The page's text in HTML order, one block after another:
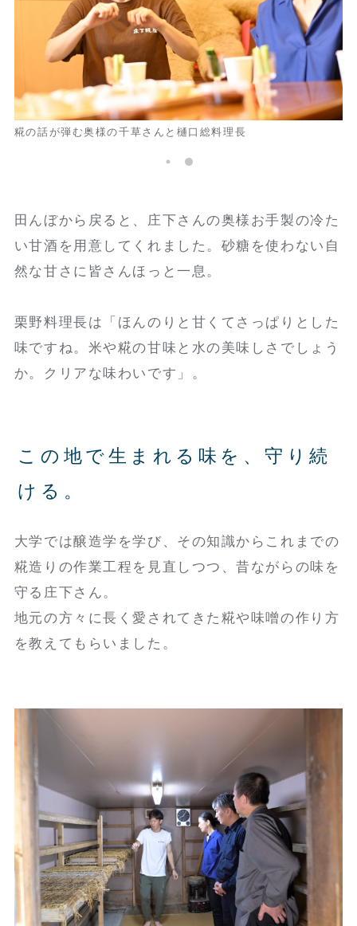
自家製の甘酒
田んぼから戻ると、庄下さんの奥様お手製の冷た
い甘酒を用意してくれました。砂糖を使わない自
然な甘さに皆さんほっと一息。
栗野料理長は「ほんのりと甘くてさっぱりとした
味ですね。米や糀の甘味と水の美味しさでしょう
か。クリアな味わいです」。
この地で生まれる味を、守り続
ける。
大学では醸造学を学び、その知識からこれまでの
糀造りの作業工程を見直しつつ、昔ながらの味を
守る庄下さん。
地元の方々に長く愛されてきた糀や味噌の作り方
を教えてもらいました。